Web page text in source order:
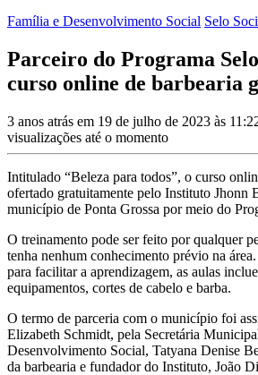
Família e Desenvolvimento Social Selo
Parceiro do Programa
curso online de barbearia
3 anos atrás em 19 de julho de 2023 às
visualizações até o momento
Intitulado “Beleza para todos”, o curso
ofertado gratuitamente pelo Instituto Jhonn
município de Ponta Grossa por meio do
O treinamento pode ser feito por qualquer
tenha nenhum conhecimento prévio na
para facilitar a aprendizagem, as aulas
equipamentos, cortes de cabelo e barba.
O termo de parceria com o município foi
Elizabeth Schmidt, pela Secretária
Desenvolvimento Social, Tatyana Denise
da barbearia e fundador do Instituto, João